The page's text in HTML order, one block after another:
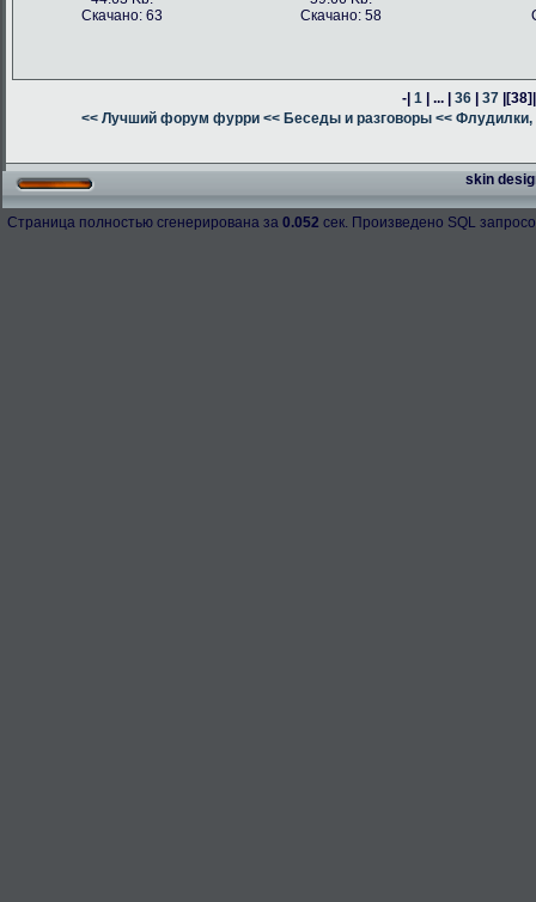
Скачано: 63
Скачано: 58
-| 1 | ... | 36 | 37 |[38]
<< Лучший форум фурри << Беседы и разговоры << Флудилки,
skin
Страница полностью сгенерирована за 0.052 сек. Произведено SQL